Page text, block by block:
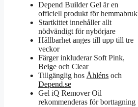
Depend Builder Gel är en
officiell produkt för hemmabruk
Startkittet innehåller allt
nödvändigt för nybörjare
Hållbarhet anges till upp till tre
veckor
Färger inkluderar Soft Pink,
Beige och Clear
Tillgänglig hos Åhléns och
Depend.se
Gel iQ Remover Oil
rekommenderas för borttagning